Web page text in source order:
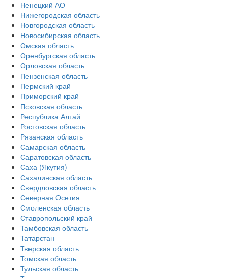
Ненецкий АО
Нижегородская область
Новгородская область
Новосибирская область
Омская область
Оренбургская область
Орловская область
Пензенская область
Пермский край
Приморский край
Псковская область
Республика Алтай
Ростовская область
Рязанская область
Самарская область
Саратовская область
Саха (Якутия)
Сахалинская область
Свердловская область
Северная Осетия
Смоленская область
Ставропольский край
Тамбовская область
Татарстан
Тверская область
Томская область
Тульская область